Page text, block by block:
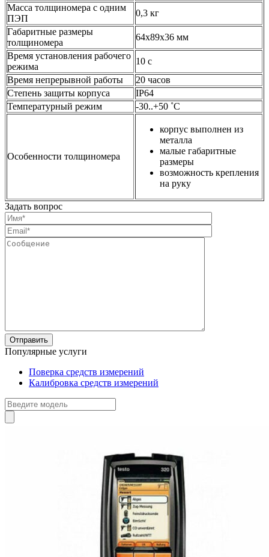
Масса толщиномера с одним
ПЭП
0,3 кг
Габаритные размеры
толщиномера
64х89х36 мм
Время установления рабочего
режима
10 с
Время непрерывной работы
20 часов
Степень защиты корпуса
IР64
Температурный режим
-30..+50 ˚С
Особенности толщиномера
корпус выполнен из
металла
малые габаритные
размеры
возможность крепления
на руку
Задать вопрос
Популярные услуги
Поверка средств измерений
Калибровка средств измерений